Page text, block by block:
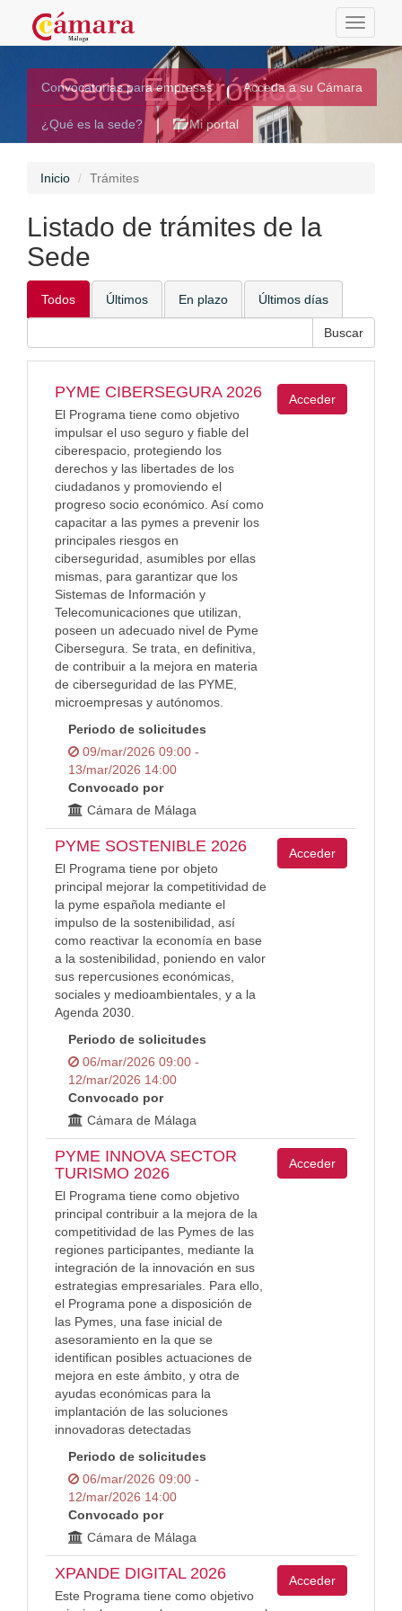
Toggle
Sede Electrónica
Convocatorias para empresas Acceda a su Cámara
¿Qué es la sede? Mi portal
Inicio Trámites
Listado de trámites de la
Sede
Todos Últimos En plazo Últimos días
PYME CIBERSEGURA 2026
El Programa tiene como objetivo
impulsar el uso seguro y fiable del
ciberespacio, protegiendo los
derechos y las libertades de los
ciudadanos y promoviendo el
progreso socio económico. Así como
capacitar a las pymes a prevenir los
principales riesgos en
ciberseguridad, asumibles por ellas
mismas, para garantizar que los
Sistemas de Información y
Telecomunicaciones que utilizan,
poseen un adecuado nivel de Pyme
Cibersegura. Se trata, en definitiva,
de contribuir a la mejora en materia
de ciberseguridad de las PYME,
microempresas y autónomos.
Periodo de solicitudes
09/mar/2026 09:00 -
13/mar/2026 14:00
Convocado por
Cámara de Málaga
Acceder
PYME SOSTENIBLE 2026
El Programa tiene por objeto
principal mejorar la competitividad de
la pyme española mediante el
impulso de la sostenibilidad, así
como reactivar la economía en base
a la sostenibilidad, poniendo en valor
sus repercusiones económicas,
sociales y medioambientales, y a la
Agenda 2030.
Periodo de solicitudes
06/mar/2026 09:00 -
12/mar/2026 14:00
Convocado por
Cámara de Málaga
Acceder
PYME INNOVA SECTOR
TURISMO 2026
El Programa tiene como objetivo
principal contribuir a la mejora de la
competitividad de las Pymes de las
regiones participantes, mediante la
integración de la innovación en sus
estrategias empresariales. Para ello,
el Programa pone a disposición de
las Pymes, una fase inicial de
asesoramiento en la que se
identifican posibles actuaciones de
mejora en este ámbito, y otra de
ayudas económicas para la
implantación de las soluciones
innovadoras detectadas
Periodo de solicitudes
06/mar/2026 09:00 -
12/mar/2026 14:00
Convocado por
Cámara de Málaga
Acceder
XPANDE DIGITAL 2026
Este Programa tiene como objetivo
Acceder